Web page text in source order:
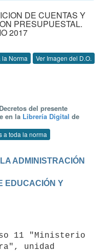
DE CUENTAS Y
PRESUPUESTAL.
2017
la Norma Ver Imagen del D.O.
del presente
en la Librería Digital de
a toda la norma
ADMINISTRACIÓN
EDUCACIÓN Y
unidad